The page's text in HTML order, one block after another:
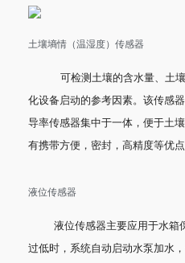
土壤墒情（温湿度）传感器
可检测土壤的含水量、土壤
化设备启动的参考因素。该传感
导率传感器集中于一体，便于土
有携带方便，密封，高精度等优点
液位传感器
液位传感器主要应用于水箱
过低时，系统自动启动水泵加水